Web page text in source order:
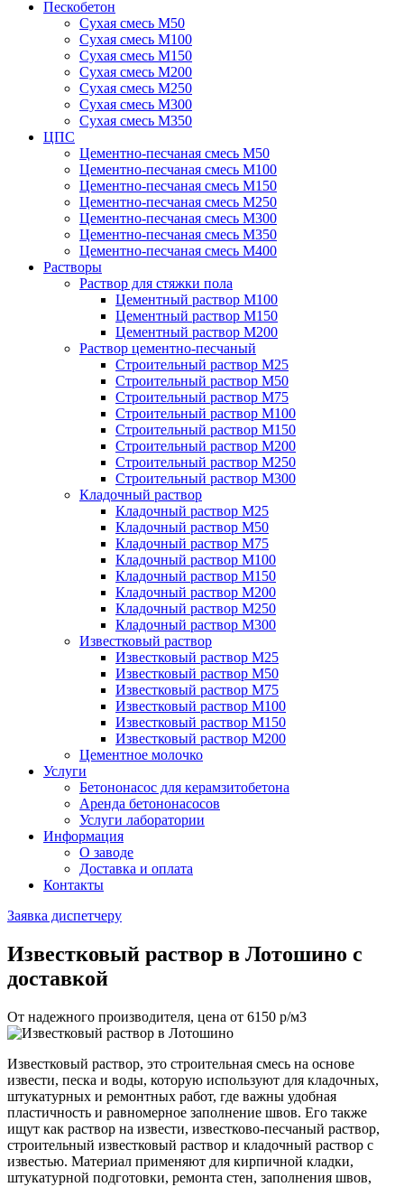
Пескобетон
Сухая смесь М50
Сухая смесь М100
Сухая смесь М150
Сухая смесь М200
Сухая смесь М250
Сухая смесь М300
Сухая смесь М350
ЦПС
Цементно-песчаная смесь М50
Цементно-песчаная смесь М100
Цементно-песчаная смесь М150
Цементно-песчаная смесь М250
Цементно-песчаная смесь М300
Цементно-песчаная смесь М350
Цементно-песчаная смесь М400
Растворы
Раствор для стяжки пола
Цементный раствор М100
Цементный раствор М150
Цементный раствор М200
Раствор цементно-песчаный
Строительный раствор М25
Строительный раствор М50
Строительный раствор М75
Строительный раствор М100
Строительный раствор М150
Строительный раствор М200
Строительный раствор М250
Строительный раствор М300
Кладочный раствор
Кладочный раствор М25
Кладочный раствор М50
Кладочный раствор М75
Кладочный раствор М100
Кладочный раствор М150
Кладочный раствор М200
Кладочный раствор М250
Кладочный раствор М300
Известковый раствор
Известковый раствор М25
Известковый раствор М50
Известковый раствор М75
Известковый раствор М100
Известковый раствор М150
Известковый раствор М200
Цементное молочко
Услуги
Бетононасос для керамзитобетона
Аренда бетононасосов
Услуги лаборатории
Информация
О заводе
Доставка и оплата
Контакты
Заявка диспетчеру
Известковый раствор в Лотошино с
доставкой
От надежного производителя, цена от 6150 р/м3
Известковый раствор, это строительная смесь на основе
извести, песка и воды, которую используют для кладочных,
штукатурных и ремонтных работ, где важны удобная
пластичность и равномерное заполнение швов. Его также
ищут как раствор на извести, известково-песчаный раствор,
строительный известковый раствор и кладочный раствор с
известью. Материал применяют для кирпичной кладки,
штукатурной подготовки, ремонта стен, заполнения швов,